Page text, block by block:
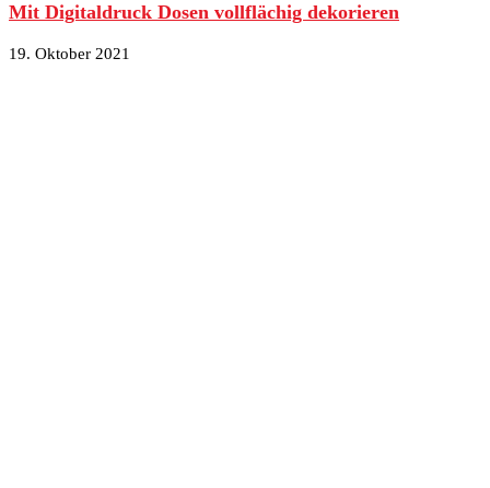
Mit Digitaldruck Dosen vollflächig dekorieren
19. Oktober 2021